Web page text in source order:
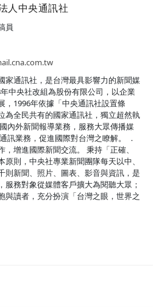
人中央通訊社
員
家通訊社，是台灣最具影響力的新聞媒
中央社改組為股份有限公司，以企業
，1996年依據「中央通訊社設置條
為全民共有的國家通訊社，獨立超然執
內外新聞報導業務，服務大眾傳播媒
訊業務，促進國際對台灣之瞭解。 ．
增進國際新聞交流。 秉持「正確、
則，中央社專業新聞團隊每天以中、
則新聞、照片、圖表、影音與資訊，是
服務對象從媒體客戶擴大為閱聽大眾；
與讀者，充分扮演「台灣之眼，世界之